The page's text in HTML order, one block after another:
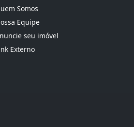
Somos
Equipe
seu imóvel
Externo